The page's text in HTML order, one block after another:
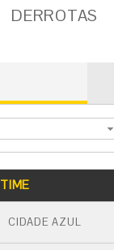
DERROTAS
TIME
CIDADE AZUL